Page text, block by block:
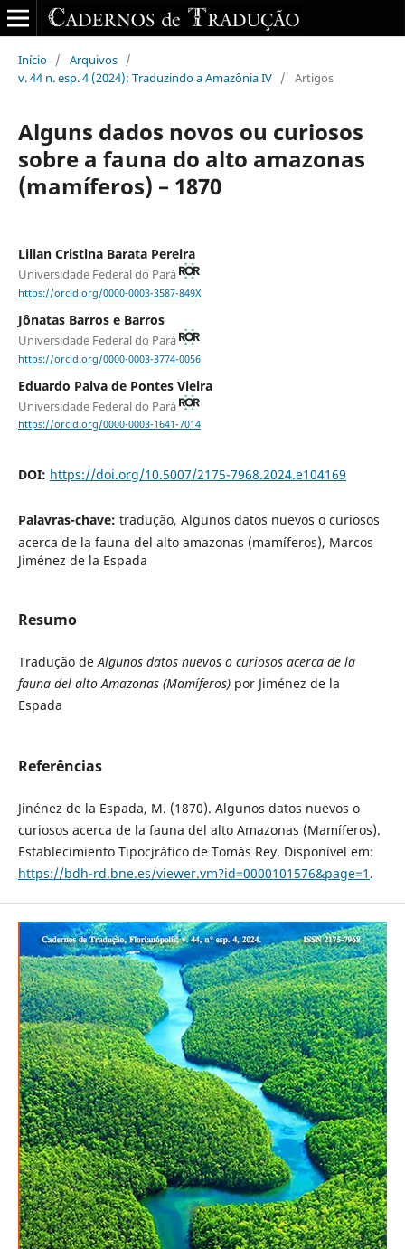
Início / Arquivos /
v. 44 n. esp. 4 (2024): Traduzindo a Amazônia IV / Artigos
Alguns dados novos ou curiosos
sobre a fauna do alto amazonas
(mamíferos) – 1870
Lilian Cristina Barata Pereira
Universidade Federal do Pará
https://orcid.org/0000-0003-3587-849X
Jônatas Barros e Barros
Universidade Federal do Pará
https://orcid.org/0000-0003-3774-0056
Eduardo Paiva de Pontes Vieira
Universidade Federal do Pará
https://orcid.org/0000-0003-1641-7014
DOI: https://doi.org/10.5007/2175-7968.2024.e104169
Palavras-chave: tradução, Algunos datos nuevos o curiosos
acerca de la fauna del alto amazonas (mamíferos), Marcos
Jiménez de la Espada
Resumo
Tradução de Algunos datos nuevos o curiosos acerca de la
fauna del alto Amazonas (Mamíferos) por Jiménez de la
Espada
Referências
Jinénez de la Espada, M. (1870). Algunos datos nuevos o
curiosos acerca de la fauna del alto Amazonas (Mamíferos).
Establecimiento Tipocjráfico de Tomás Rey. Disponível em:
https://bdh-rd.bne.es/viewer.vm?id=0000101576&page=1 .